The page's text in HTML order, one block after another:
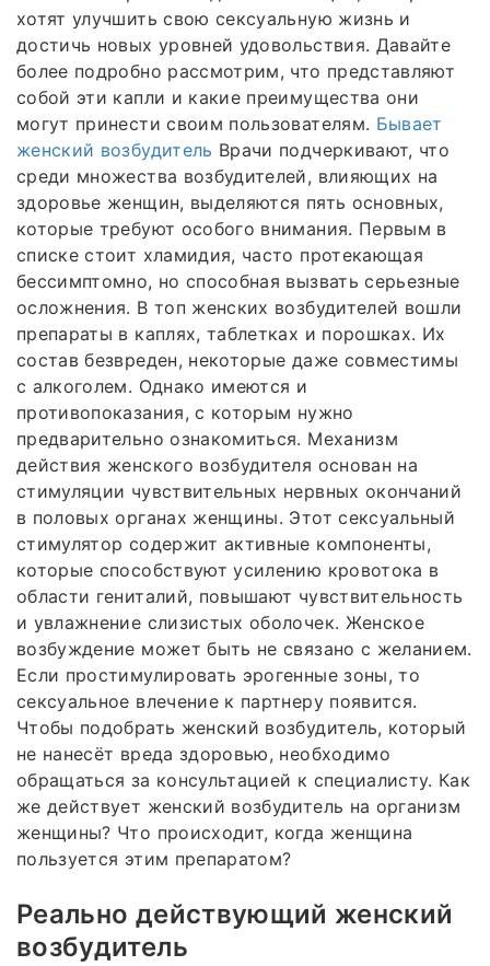
хотят улучшить свою сексуальную жизнь и
достичь новых уровней удовольствия. Давайте
более подробно рассмотрим, что представляют
собой эти капли и какие преимущества они
могут принести своим пользователям. Бывает
женский возбудитель Врачи подчеркивают, что
среди множества возбудителей, влияющих на
здоровье женщин, выделяются пять основных,
которые требуют особого внимания. Первым в
списке стоит хламидия, часто протекающая
бессимптомно, но способная вызвать серьезные
осложнения. В топ женских возбудителей вошли
препараты в каплях, таблетках и порошках. Их
состав безвреден, некоторые даже совместимы
с алкоголем. Однако имеются и
противопоказания, с которым нужно
предварительно ознакомиться. Механизм
действия женского возбудителя основан на
стимуляции чувствительных нервных окончаний
в половых органах женщины. Этот сексуальный
стимулятор содержит активные компоненты,
которые способствуют усилению кровотока в
области гениталий, повышают чувствительность
и увлажнение слизистых оболочек. Женское
возбуждение может быть не связано с желанием.
Если простимулировать эрогенные зоны, то
сексуальное влечение к партнеру появится.
Чтобы подобрать женский возбудитель, который
не нанесёт вреда здоровью, необходимо
обращаться за консультацией к специалисту. Как
же действует женский возбудитель на организм
женщины? Что происходит, когда женщина
пользуется этим препаратом?
Реально действующий женский
возбудитель